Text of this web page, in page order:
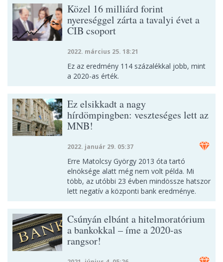
Közel 16 milliárd forint
nyereséggel zárta a tavalyi évet a
CIB csoport
2022. március 25. 18:21
Ez az eredmény 114 százalékkal jobb, mint
a 2020-as érték.
Ez elsikkadt a nagy
hírdömpingben: veszteséges lett az
MNB!
2022. január 29. 05:37
Erre Matolcsy György 2013 óta tartó
elnöksége alatt még nem volt példa. Mi
több, az utóbbi 23 évben mindössze hatszor
lett negatív a központi bank eredménye.
Csúnyán elbánt a hitelmoratórium
a bankokkal – íme a 2020-as
rangsor!